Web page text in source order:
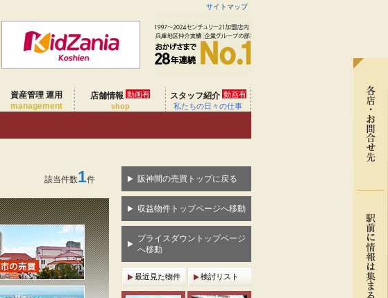
サイトマップ
資産管理 運用
management
店舗情報 動画有
shop
スタッフ紹介 動画有
私たちの日々の仕事
該当件数1件 阪神間の売買トップに戻る
収益物件トップページへ移動
プライスダウントップページ
へ移動
最近見た物件 検討リスト